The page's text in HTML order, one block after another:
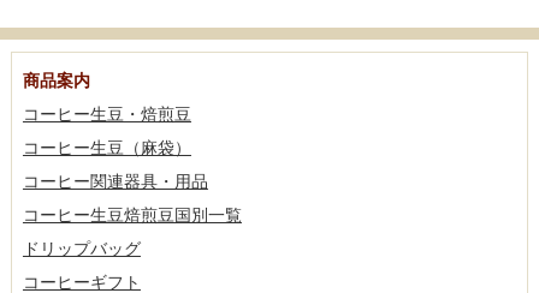
商品案内
コーヒー生豆・焙煎豆
コーヒー生豆（麻袋）
コーヒー関連器具・用品
コーヒー生豆焙煎豆国別一覧
ドリップバッグ
コーヒーギフト